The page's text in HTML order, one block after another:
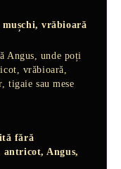
vrăbioară
Angus, unde poți
vrăbioară,
tigaie sau mese
fără
Angus,